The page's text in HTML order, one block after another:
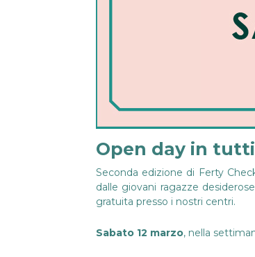
Open day in
Seconda edizione di Ferty
dalle giovani ragazze
gratuita presso i nostri centri.
Sabato 12 marzo, nella